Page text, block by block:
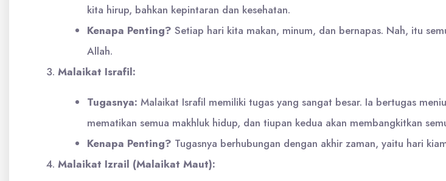
kita hirup, bahkan kepintaran dan kesehatan.
Kenapa Penting? Setiap hari kita makan, minum, dan bernapas. Nah, itu
Allah.
Malaikat Israfil:
Tugasnya: Malaikat Israfil memiliki tugas yang sangat besar. Ia bertugas
mematikan semua makhluk hidup, dan tiupan kedua akan membangkitkan
Kenapa Penting? Tugasnya berhubungan dengan akhir zaman, yaitu hari
Malaikat Izrail (Malaikat Maut):